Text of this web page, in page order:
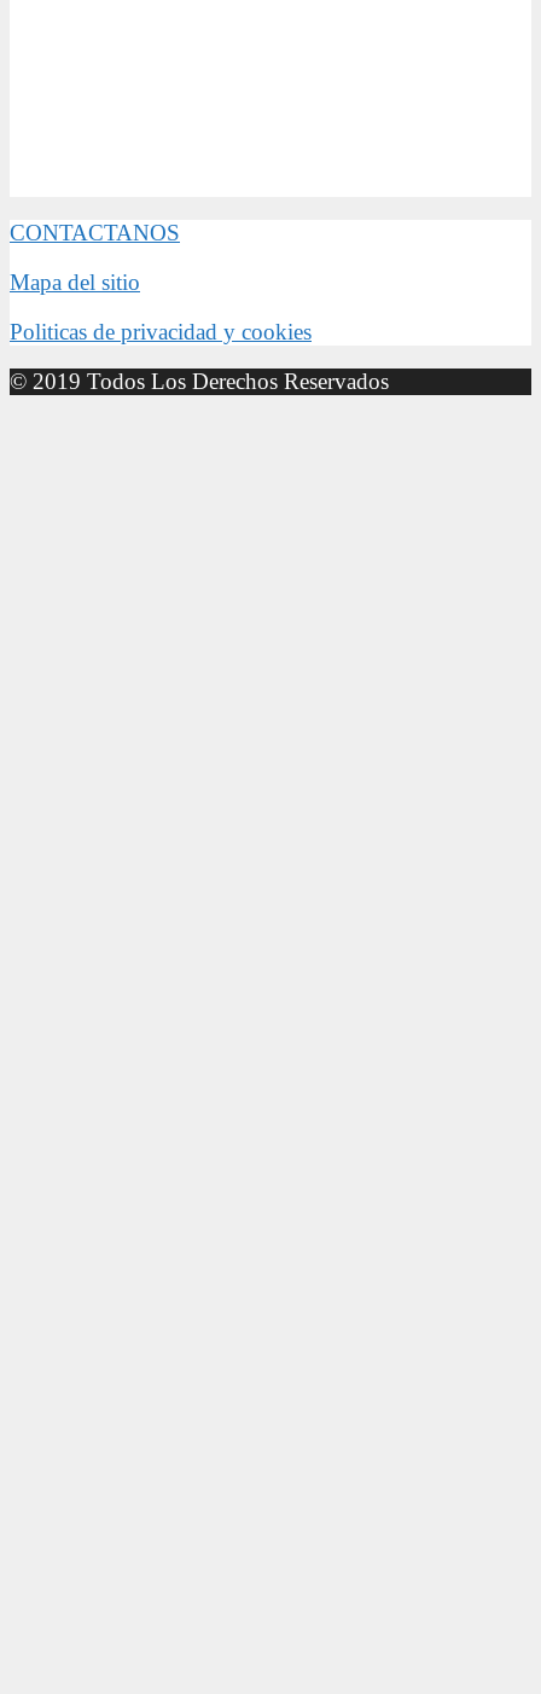
CONTACTANOS
Mapa del sitio
Politicas de privacidad y cookies
© 2019 Todos Los Derechos Reservados